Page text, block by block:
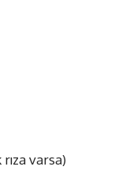
varsa)